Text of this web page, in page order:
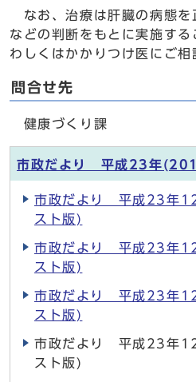
なお、治療は肝臓の病態を
などの判断をもとに実施する
わしくはかかりつけ医にご相
問合せ先
健康づくり課
市政だより 平成23年
市政だより 平成23年
スト版)
市政だより 平成23年
スト版)
市政だより 平成23年
スト版)
市政だより 平成23年
スト版)